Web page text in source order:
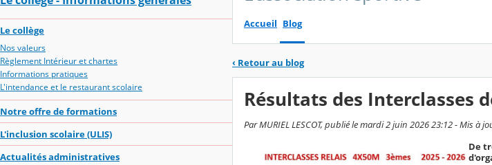
Le collège
Nos valeurs
Règlement Intérieur et chartes
Informations pratiques
L'intendance et le restaurant scolaire
Notre offre de formations
L'inclusion scolaire (ULIS)
Actualités administratives
Accueil Blog
‹ Retour au blog
Résultats des Interclasses
Par MURIEL LESCOT, publié le mardi 2 juin 2026 23:12 - Mis à
De